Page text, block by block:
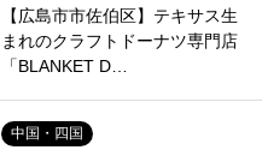
【広島市市佐伯区】テキサス生
まれのクラフトドーナツ専門店
「BLANKET D…
中国・四国